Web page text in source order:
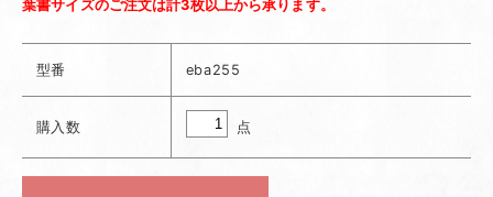
葉書サイズのご注文は計3枚以上から承ります。
型番 eba255
購入数 点